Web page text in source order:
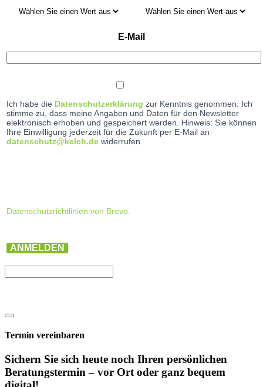
E-Mail
Ich habe die Datenschutzerklärung zur Kenntnis genommen. Ich
stimme zu, dass meine Angaben und Daten für den Newsletter
elektronisch erhoben und gespeichert werden. Hinweis: Sie können
Ihre Einwilligung jederzeit für die Zukunft per E-Mail an
datenschutz@kelch.de widerrufen.
Datenschutzrichtlinien von Brevo.
ANMELDEN
Termin vereinbaren
Sichern Sie sich heute noch Ihren persönlichen
Beratungs­termin – vor Ort oder ganz bequem